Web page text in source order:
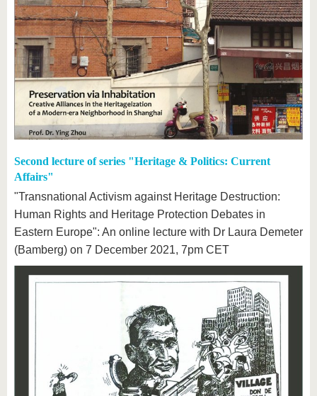
Second lecture of series "Heritage & Politics: Current
Affairs"
"Transnational Activism against Heritage Destruction:
Human Rights and Heritage Protection Debates in
Eastern Europe": An online lecture with Dr Laura Demeter
(Bamberg) on 7 December 2021, 7pm CET